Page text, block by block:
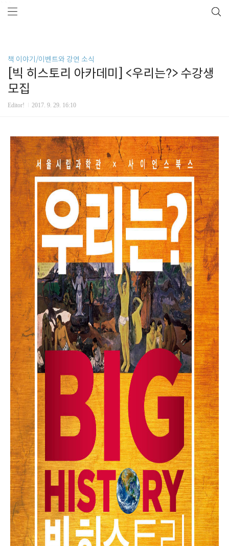
책 이야기/이벤트와 강연 소식
[빅 히스토리 아카데미] <우리는?> 수강생
모집
Editor! 2017. 9. 29. 16:10